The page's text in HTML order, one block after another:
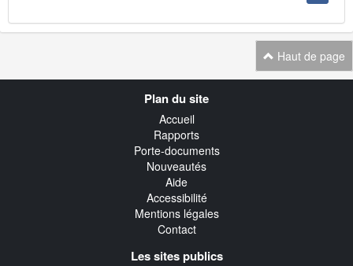
Haut de page
Plan du site
Accueil
Rapports
Porte-documents
Nouveautés
Aide
Accessibilité
Mentions légales
Contact
Les sites publics